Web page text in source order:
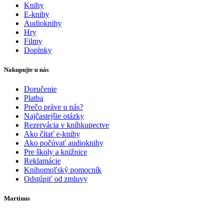
Knihy
E-knihy
Audioknihy
Hry
Filmy
Doplnky
Nakupujte u nás
Doručenie
Platba
Prečo práve u nás?
Najčastejšie otázky
Rezervácia v kníhkupectve
Ako čítať e-knihy
Ako počúvať audioknihy
Pre školy a knižnice
Reklamácie
Knihomoľský pomocník
Odstúpiť od zmluvy
Martinus